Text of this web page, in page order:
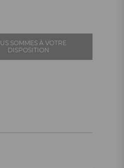
SOMMES À VOTRE
DISPOSITION